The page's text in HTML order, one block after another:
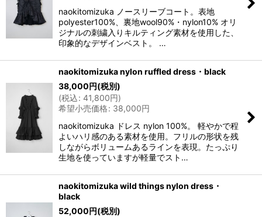
naokitomizuka ノースリーブコート。表地
polyester100%、裏地wool90%・nylon10% オリ
ジナルの刺繍入りキルティング素材を使用した、
印象的なデザインベスト。 …
naokitomizuka nylon ruffled dress・black
38,000円(税別)
(税込: 41,800円)
希望小売価格: 38,000円
naokitomizuka ドレス nylon 100%。 軽やかで程
よいハリ感のある素材を使用。フリルの形状を残
しながらボリュームあるラインを表現。たっぷり
生地を使っていますが軽量でスト…
naokitomizuka wild things nylon dress・
black
52,000円(税別)